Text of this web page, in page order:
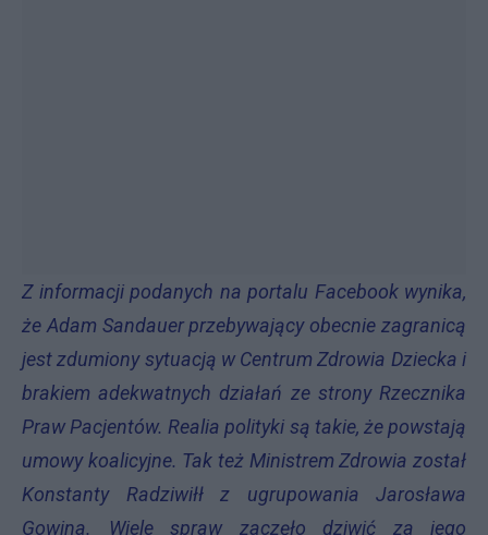
Z informacji podanych na portalu Facebook wynika,
że Adam Sandauer przebywający obecnie zagranicą
jest zdumiony sytuacją w Centrum Zdrowia Dziecka i
brakiem adekwatnych działań ze strony Rzecznika
Praw Pacjentów. Realia polityki są takie, że powstają
umowy koalicyjne. Tak też Ministrem Zdrowia został
Konstanty Radziwiłł z ugrupowania Jarosława
Gowina. Wiele spraw zaczęło dziwić za jego